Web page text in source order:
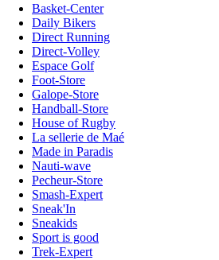
Basket-Center
Daily Bikers
Direct Running
Direct-Volley
Espace Golf
Foot-Store
Galope-Store
Handball-Store
House of Rugby
La sellerie de Maé
Made in Paradis
Nauti-wave
Pecheur-Store
Smash-Expert
Sneak'In
Sneakids
Sport is good
Trek-Expert